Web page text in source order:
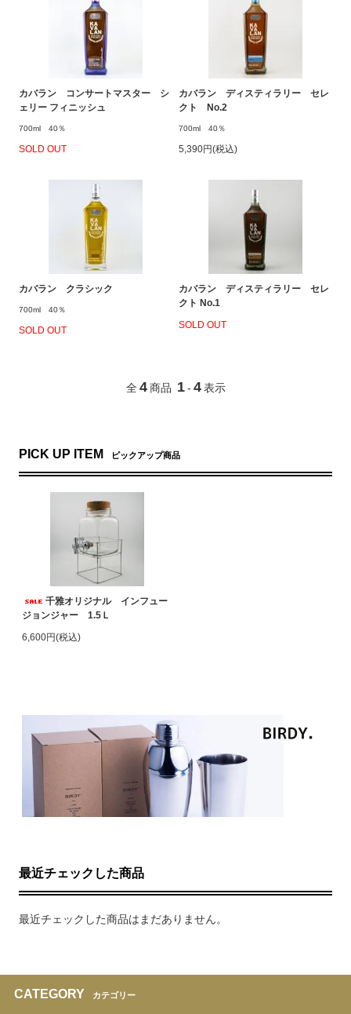
カバラン コンサートマスター シ
ェリー フィニッシュ
700ml 40％
SOLD OUT
カバラン ディスティラリー セレ
クト No.2
700ml 40％
5,390円(税込)
カバラン クラシック
700ml 40％
SOLD OUT
カバラン ディスティラリー セレ
クト No.1
SOLD OUT
全 4 商品 1 - 4 表示
PICK UP ITEM ピックアップ商品
千雅オリジナル インフュー
ジョンジャー 1.5Ｌ
6,600円(税込)
最近チェックした商品
最近チェックした商品はまだありません。
CATEGORY カテゴリー